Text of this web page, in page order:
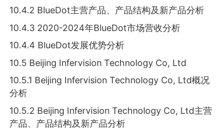
10.4.2 BlueDot主营产品、产品结构及新产品分析
10.4.3 2020-2024年BlueDot市场营收分析
10.4.4 BlueDot发展优势分析
10.5 Beijing Infervision Technology Co, Ltd
10.5.1 Beijing Infervision Technology Co, Ltd概况
分析
10.5.2 Beijing Infervision Technology Co, Ltd主营
产品、产品结构及新产品分析